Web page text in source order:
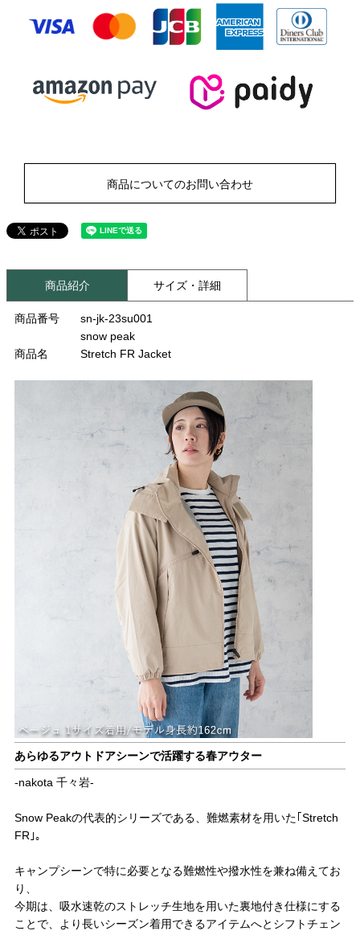
商品についてのお問い合わせ
商品紹介 サイズ・詳細
商品番号 sn-jk-23su001
商品名
snow peak
Stretch FR Jacket
あらゆるアウトドアシーンで活躍する春アウター
-nakota 千々岩-
Snow Peakの代表的シリーズである、難燃素材を用いた｢Stretch
FR｣。
キャンプシーンで特に必要となる難燃性や撥水性を兼ね備えてお
り、
今期は、吸水速乾のストレッチ生地を用いた裏地付き仕様にする
ことで、より長いシーズン着用できるアイテムへとシフトチェン